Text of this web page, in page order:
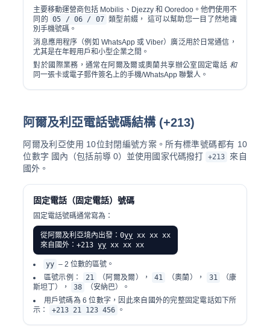
主要移動運營商包括 Mobilis、Djezzy 和 Ooredoo。他們使用不
同的 05 / 06 / 07 類型前綴， 這可以幫助您一目了然地識
別手機號碼。
消息應用程序（例如 WhatsApp 或 Viber）廣泛用於日常通信，
尤其是在年輕用戶和小型企業之間。
對於國際業務，通常在阿爾及爾或奧蘭共享辦公室固定電話 和
同一張卡或電子郵件簽名上的手機/WhatsApp 聯繫人。
阿爾及利亞電話號碼結構 (+213)
阿爾及利亞使用 10位封閉編號方案 。所有標準號碼都有 10
位數字 國內（包括前導 0）並使用國家代碼撥打 +213
來自
國外。
固定電話（固定電話）號碼
固定電話號碼通常寫為：
從阿爾及利亞境內出發：0yy xx xx xx
來自國外：+213yy xx xx xx
yy – 2 位數的區號。
區號示例：
21 （阿爾及爾）， 41 （奧蘭）， 31
（康
斯坦丁），
38
（安納巴）。
用戶號碼為 6 位數字，因此來自國外的完整固定電話如下所
示：
+213 21 123 456 。